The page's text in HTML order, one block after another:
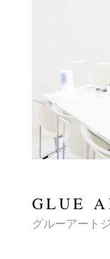
GLUE
グルーアート